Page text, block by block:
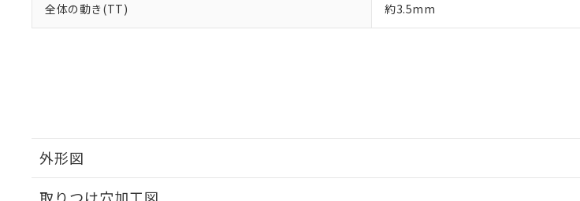
全体の動き(TT) 約3.5mm
外形図